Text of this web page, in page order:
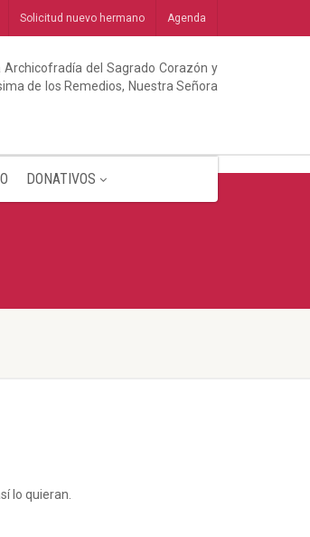
Solicitud nuevo hermano Agenda
del Sagrado Corazón y
de los Remedios, Nuestra Señora
DONATIVOS
lo quieran.